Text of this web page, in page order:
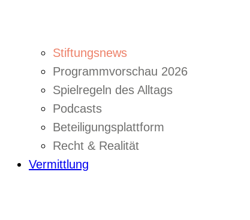
Stiftungsnews
Programmvorschau 2026
Spielregeln des Alltags
Podcasts
Beteiligungsplattform
Recht & Realität
Vermittlung